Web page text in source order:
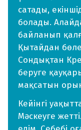
сатады,
болады.
байланып
Қытайдан
Сондықтан
беруге
мақсатын
Кейінгі
Мәскеуге